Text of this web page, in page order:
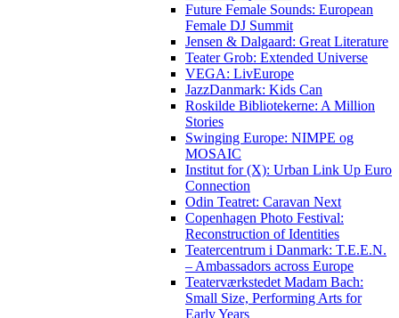
Future Female Sounds: European
Female DJ Summit
Jensen & Dalgaard: Great Literature
Teater Grob: Extended Universe
VEGA: LivEurope
JazzDanmark: Kids Can
Roskilde Bibliotekerne: A Million
Stories
Swinging Europe: NIMPE og
MOSAIC
Institut for (X): Urban Link Up Euro
Connection
Odin Teatret: Caravan Next
Copenhagen Photo Festival:
Reconstruction of Identities
Teatercentrum i Danmark: T.E.E.N.
– Ambassadors across Europe
Teaterværkstedet Madam Bach:
Small Size, Performing Arts for
Early Years